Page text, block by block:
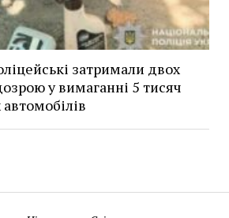
затримали двох
у вимаганні 5 тисяч